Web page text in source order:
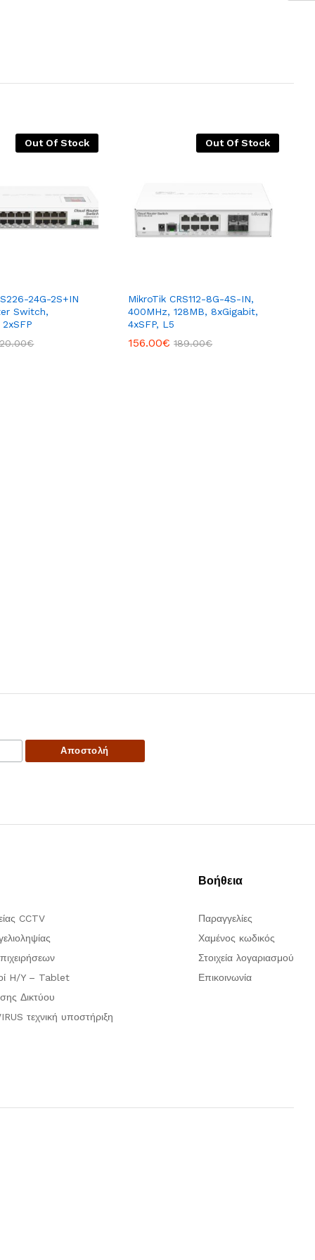
Out Of Stock
24G-2S+IN
Switch,
€
Out Of Stock
MikroTik CRS112-8G-4S-IN,
400MHz, 128MB, 8xGigabit,
4xSFP, L5
156.00€ 189.00€
CCTV
H/Y – Tablet
Δικτύου
τεχνική υποστήριξη
Βοήθεια
Παραγγελίες
Χαμένος κωδικός
Στοιχεία λογαριασμού
Επικοινωνία